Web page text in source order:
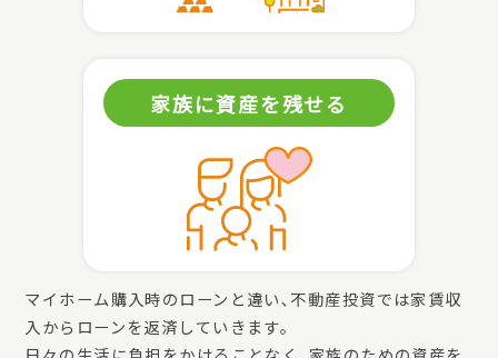
家族に資産を残せる
マイホーム購入時のローンと違い､不動産投資では家賃収
入からローンを返済していきます。